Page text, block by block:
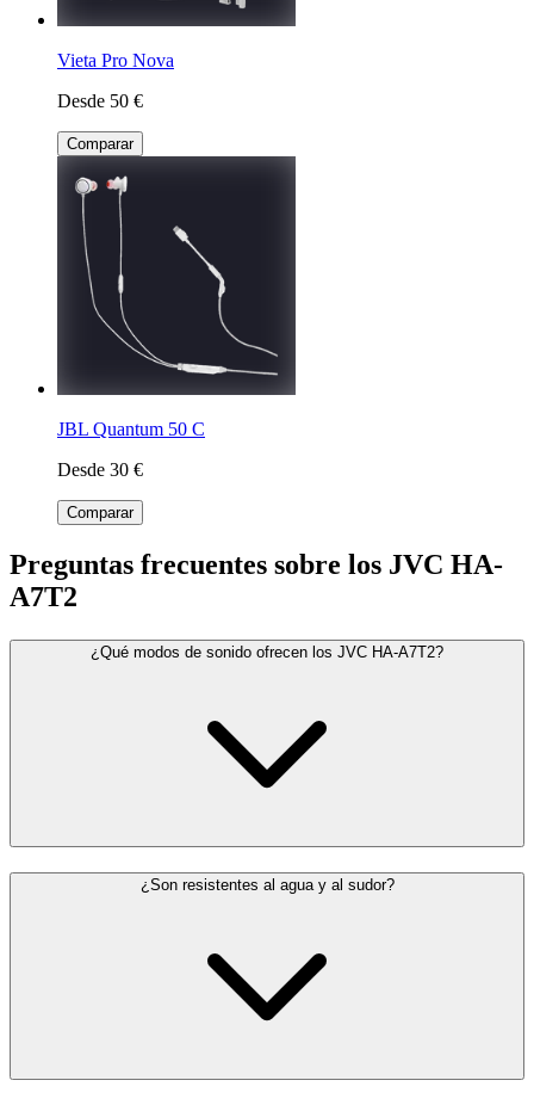
Vieta Pro Nova
Desde 50 €
Comparar
JBL Quantum 50 C
Desde 30 €
Comparar
Preguntas frecuentes sobre los JVC HA-
A7T2
¿Qué modos de sonido ofrecen los JVC HA-A7T2?
¿Son resistentes al agua y al sudor?